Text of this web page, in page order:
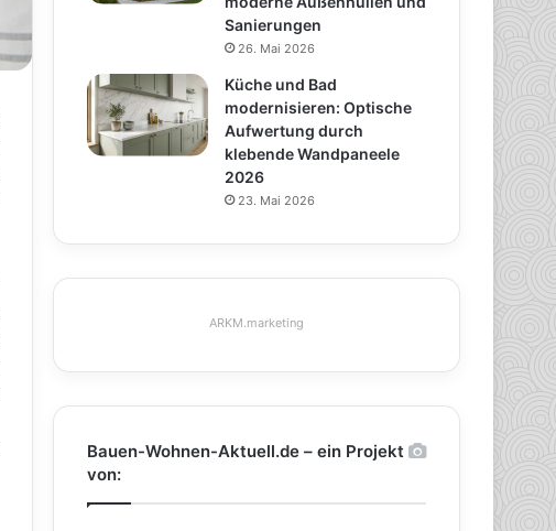
Sanierungen
26. Mai 2026
Küche und Bad
modernisieren: Optische
Aufwertung durch
klebende Wandpaneele
2026
23. Mai 2026
ARKM.marketing
Bauen-Wohnen-Aktuell.de – ein Projekt
von: